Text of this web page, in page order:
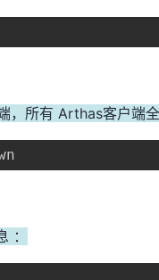
，所有 Arthas客户端全
：